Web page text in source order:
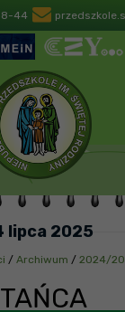
44
lipca 2025
/ Archiwum / 2024/